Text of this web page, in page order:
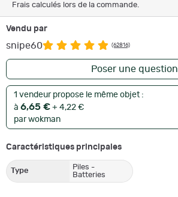
Frais calculés lors de la commande.
Vendu par
snipe60 (62816)
Poser une question
1 vendeur propose le même objet :
à 6,65 € + 4,22 €
par wokman
Caractéristiques principales
Type
Piles -
Batteries